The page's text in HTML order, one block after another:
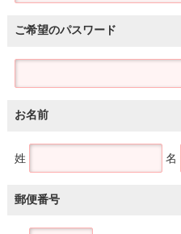
ご希望のパスワード
お名前
姓 名
郵便番号